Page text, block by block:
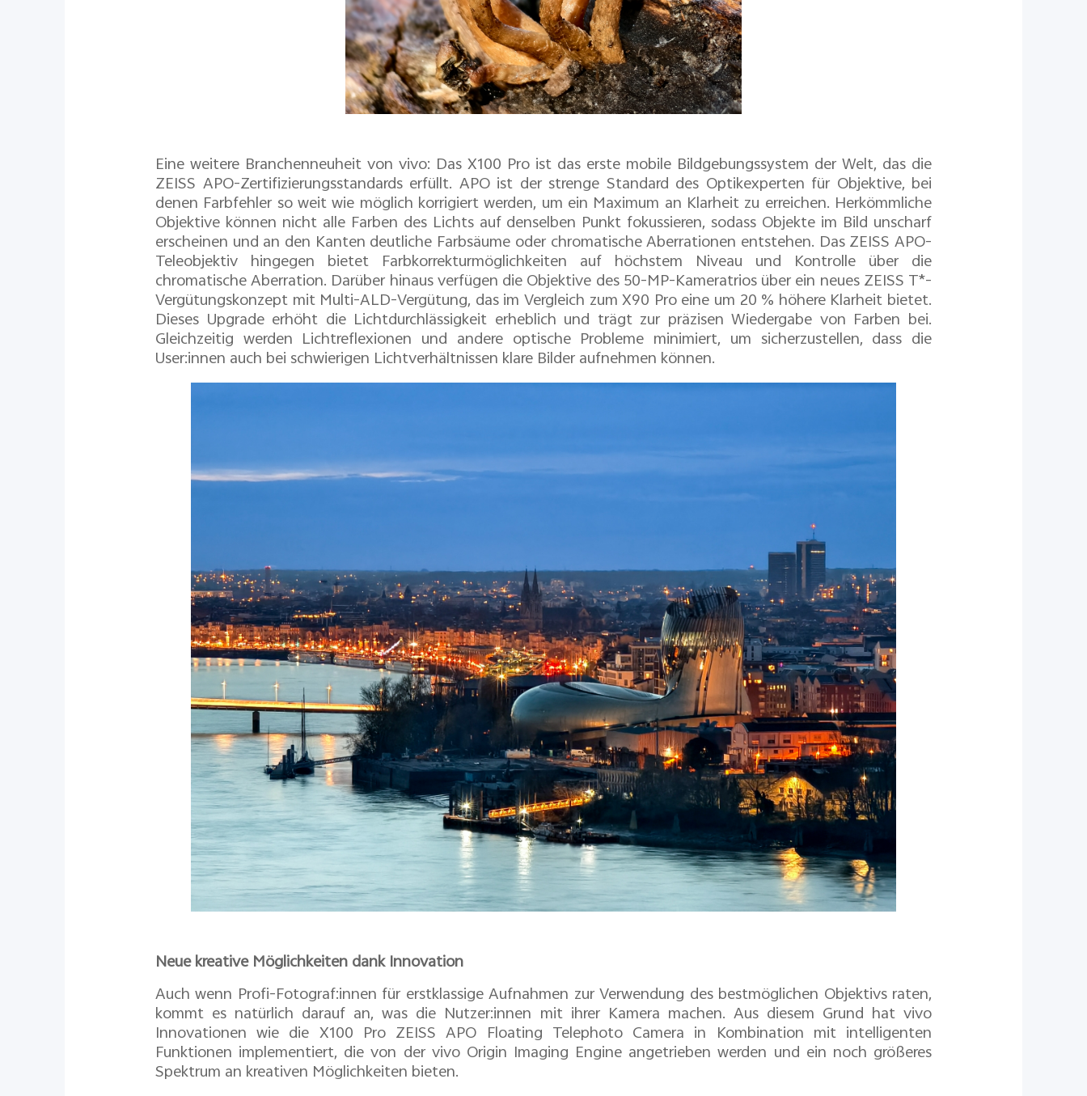
Eine weitere Branchenneuheit von vivo: Das X100 Pro ist das erste mobile Bildgebungssystem der Welt, das die
ZEISS APO-Zertifizierungsstandards erfüllt. APO ist der strenge Standard des Optikexperten für Objektive, bei
denen Farbfehler so weit wie möglich korrigiert werden, um ein Maximum an Klarheit zu erreichen. Herkömmliche
Objektive können nicht alle Farben des Lichts auf denselben Punkt fokussieren, sodass Objekte im Bild unscharf
erscheinen und an den Kanten deutliche Farbsäume oder chromatische Aberrationen entstehen. Das ZEISS APO-
Teleobjektiv hingegen bietet Farbkorrekturmöglichkeiten auf höchstem Niveau und Kontrolle über die
chromatische Aberration. Darüber hinaus verfügen die Objektive des 50-MP-Kameratrios über ein neues ZEISS T*-
Vergütungskonzept mit Multi-ALD-Vergütung, das im Vergleich zum X90 Pro eine um 20 % höhere Klarheit bietet.
Dieses Upgrade erhöht die Lichtdurchlässigkeit erheblich und trägt zur präzisen Wiedergabe von Farben bei.
Gleichzeitig werden Lichtreflexionen und andere optische Probleme minimiert, um sicherzustellen, dass die
User:innen auch bei schwierigen Lichtverhältnissen klare Bilder aufnehmen können.
Neue kreative Möglichkeiten dank Innovation
Auch wenn Profi-Fotograf:innen für erstklassige Aufnahmen zur Verwendung des bestmöglichen Objektivs raten,
kommt es natürlich darauf an, was die Nutzer:innen mit ihrer Kamera machen. Aus diesem Grund hat vivo
Innovationen wie die X100 Pro ZEISS APO Floating Telephoto Camera in Kombination mit intelligenten
Funktionen implementiert, die von der vivo Origin Imaging Engine angetrieben werden und ein noch größeres
Spektrum an kreativen Möglichkeiten bieten.